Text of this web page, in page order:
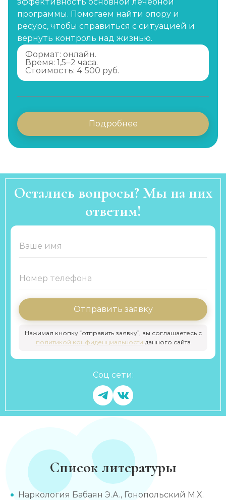
программы. Помогаем найти опору и
ресурс, чтобы справиться с ситуацией и
вернуть контроль над жизнью.
Формат: онлайн.
Время: 1,5–2 часа.
Стоимость: 4 500 руб.
Подробнее
Остались вопросы? Мы на них
ответим!
Отправить заявку
Нажимая кнопку “отправить заявку”, вы соглашаетесь с
политикой конфиденциальности данного сайта
Соц сети:
Список литературы
Наркология Бабаян Э.А., Гонопольский М.X.